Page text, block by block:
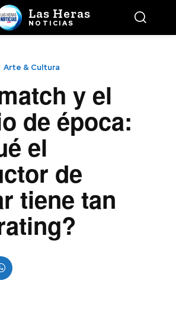
Las Heras
NOTICIAS
Arte & Cultura
y el
de época:
el
de
tiene tan